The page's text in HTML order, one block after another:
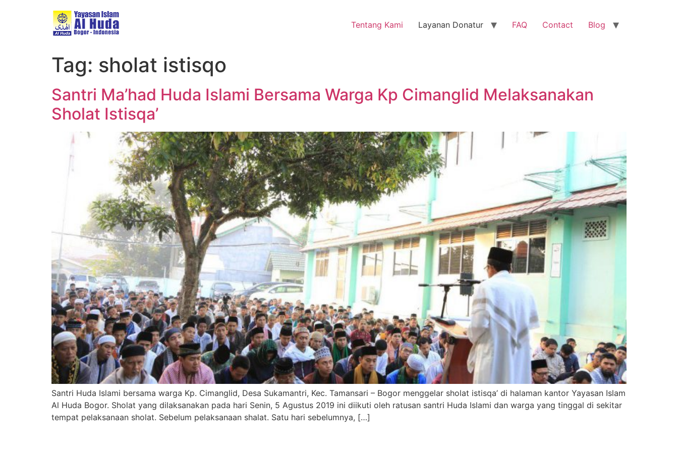
Tentang Kami Layanan Donatur FAQ Contact Blog
Tag: sholat istisqo
Santri Ma’had Huda Islami Bersama Warga Kp Cimanglid Melaksanakan
Sholat Istisqa’
Santri Huda Islami bersama warga Kp. Cimanglid, Desa Sukamantri, Kec. Tamansari – Bogor menggelar sholat istisqa’ di halaman kantor Yayasan Islam
Al Huda Bogor. Sholat yang dilaksanakan pada hari Senin, 5 Agustus 2019 ini diikuti oleh ratusan santri Huda Islami dan warga yang tinggal di sekitar
tempat pelaksanaan sholat. Sebelum pelaksanaan shalat. Satu hari sebelumnya, […]